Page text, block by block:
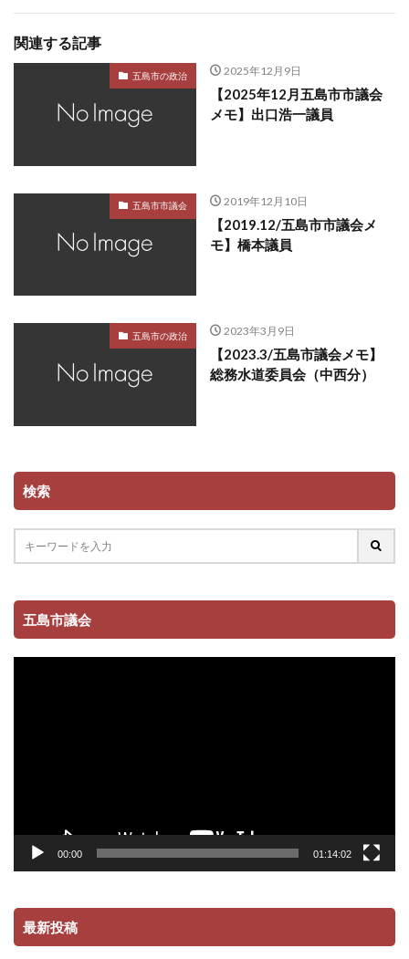
関連する記事
五島市の政治 2025年12月9日
【2025年12月五島市市議会
メモ】出口浩一議員
五島市市議会 2019年12月10日
【2019.12/五島市市議会メ
モ】橋本議員
五島市の政治 2023年3月9日
【2023.3/五島市議会メモ】
総務水道委員会（中西分）
検索
五島市議会
動
00:00 01:14:02
最新投稿